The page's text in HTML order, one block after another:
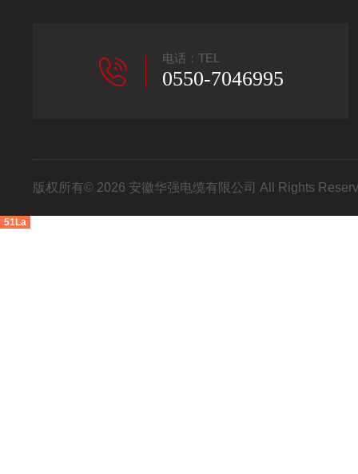
电话：TEL
0550-7046995
版权所有© 2026 安徽华强电缆有限公司 All Rights
51La